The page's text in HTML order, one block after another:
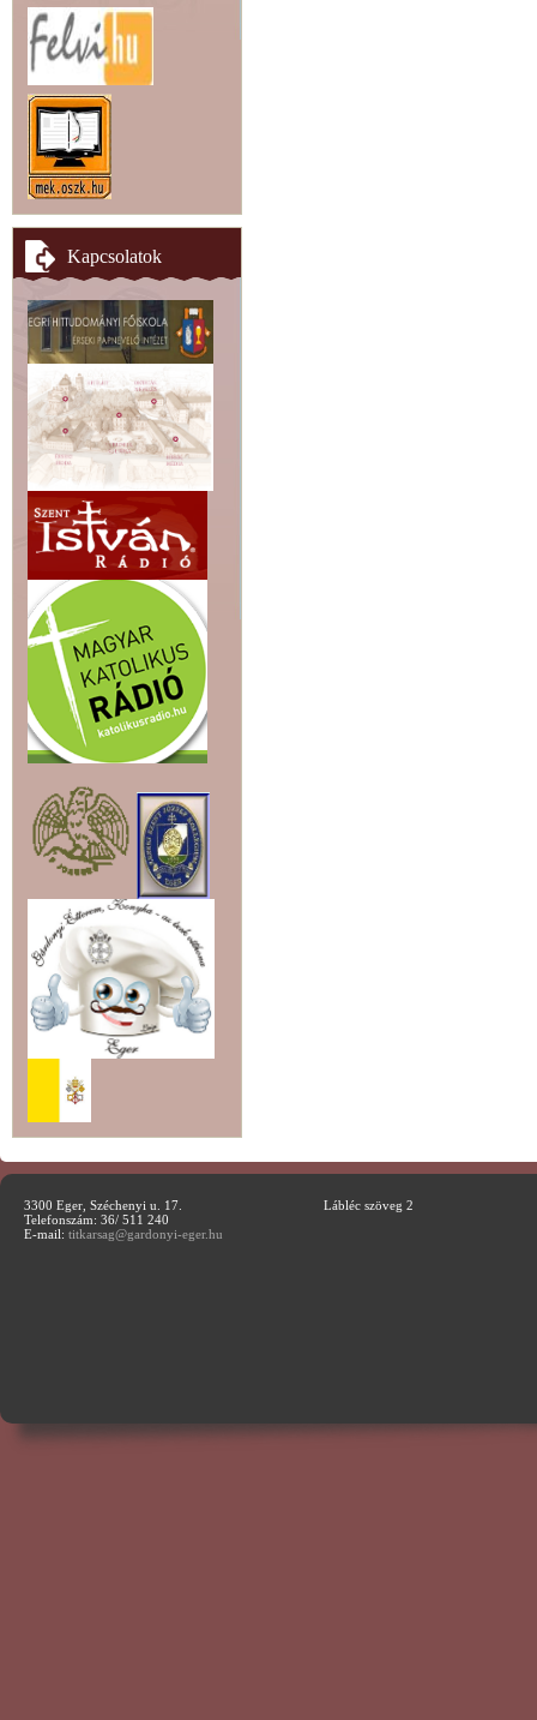
Kapcsolatok
3300 Eger, Széchenyi u. 17.
Telefonszám: 36/ 511 240
E-mail: titkarsag@gardonyi-eger.hu
Lábléc szöveg 2